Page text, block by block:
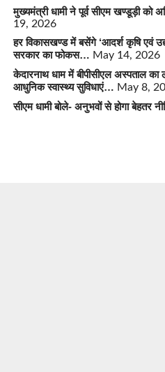
मुख्यमंत्री धामी ने पूर्व सीएम खण्डूड़ी को
19, 2026
हर विकासखण्ड में बसेंगे ‘आदर्श कृषि एवं
सरकार का फोकस… May 14, 2026
केदारनाथ धाम में बीपीसीएल अस्पताल का
आधुनिक स्वास्थ्य सुविधाएं… May 8,
सीएम धामी बोले- अनुभवों से होगा बेहतर